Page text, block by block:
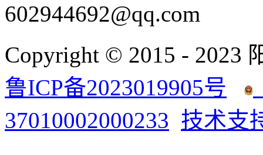
602944692@qq.com
Copyright © 2015 - 2023
鲁ICP备2023019905号
37010002000233 技术支